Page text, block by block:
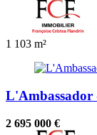
1 103 m²
L'Ambassador
2 695 000 €